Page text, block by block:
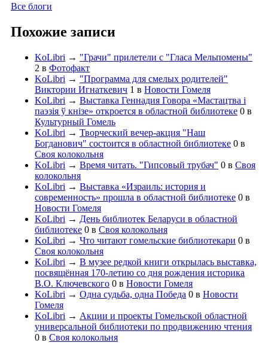
Все блоги
Похожие записи
KoLibri → "Грачи" прилетели с "Гласа Мельпомены"
2 в Фотофакт
KoLibri → "Программа для смелых родителей"
Виктории Игнаткевич 1 в Новости Гомеля
KoLibri → Выставка Геннадия Говора «Мастацтва і
паэзія ў кнізе» откроется в областной библиотеке 0 в
Культурный Гомель
KoLibri → Творческий вечер-акция "Наш
Богданович" состоится в областной библиотеке 0 в
Своя колокольня
KoLibri → Время читать. "Гипсовый трубач" 0 в Своя
колокольня
KoLibri → Выставка «Израиль: история и
современность» прошла в областной библиотеке 0 в
Новости Гомеля
KoLibri → День библиотек Беларуси в областной
библиотеке 0 в Своя колокольня
KoLibri → Что читают гомельские библиотекари 0 в
Своя колокольня
KoLibri → В музее редкой книги открылась выставка,
посвящённая 170-летию со дня рождения историка
В.О. Ключевского 0 в Новости Гомеля
KoLibri → Одна судьба, одна Победа 0 в Новости
Гомеля
KoLibri → Акции и проекты Гомельской областной
универсальной библиотеки по продвижению чтения
0 в Своя колокольня